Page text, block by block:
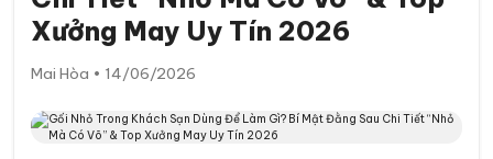
Xưởng May Uy Tín 2026
Mai Hòa • 14/06/2026